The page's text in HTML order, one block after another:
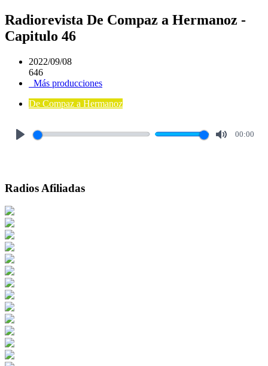
Radiorevista De Compaz a Hermanoz -
Capitulo 46
2022/09/08
646
Más producciones
De Compaz a Hermanoz
00:00
Radios Afiliadas